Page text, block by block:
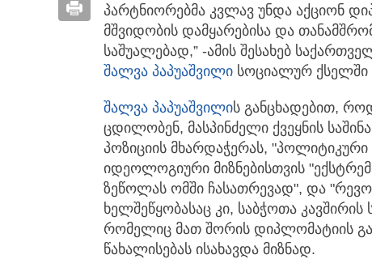
პარტნიორებმა კვლავ უნდა აქციონ
მშვიდობის დამყარებისა და
საშუალებად,” -ამის შესახებ
შალვა პაპუაშვილი სოციალურ ქსელში
შალვა პაპუაშვილის განცხადებით,
ცდილობენ, მასპინძელი ქვეყნის
პოზიციის მხარდაჭერას,
იდეოლოგიური მიზნებისთვის
ზეწოლას ომში ჩასათრევად", და
ხელშეწყობასაც კი, საბჭოთა
რომელიც მათ შორის დიპლომატიის
წახალისებას ისახავდა მიზნად.